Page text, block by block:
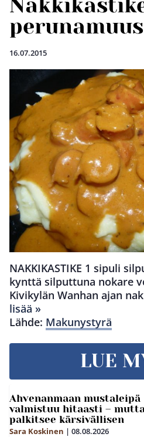
16.07.2015
NAKKIKASTIKE 1 sipuli
kynttä silputtuna nokare
Kivikylän Wanhan ajan
lisää »
Lähde: Makunystyrä
LUE
Ahvenanmaan mustaleipä
valmistuu hitaasti –
palkitsee kärsivällisen
Sara Koskinen | 08.08.2026